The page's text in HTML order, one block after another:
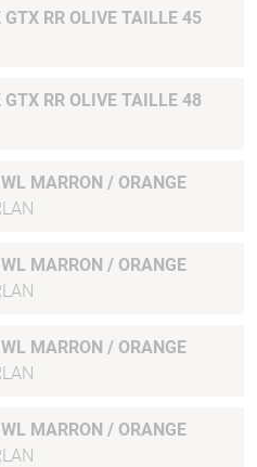
RR OLIVE TAILLE 45
RR OLIVE TAILLE 48
MARRON / ORANGE
MARRON / ORANGE
MARRON / ORANGE
MARRON / ORANGE